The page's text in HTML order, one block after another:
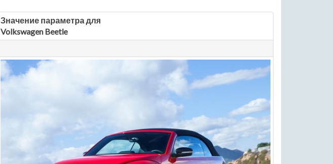
Значение параметра для
Volkswagen Beetle